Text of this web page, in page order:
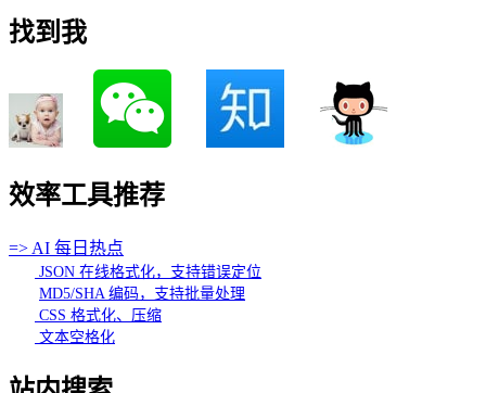
找到我
效率工具推荐
=> AI 每日热点
JSON 在线格式化，支持错误定位
MD5/SHA 编码，支持批量处理
CSS 格式化、压缩
文本空格化